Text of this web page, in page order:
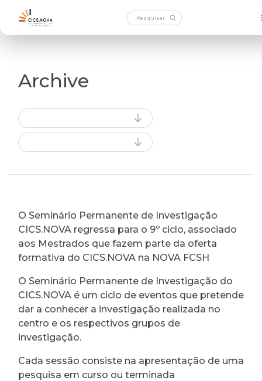
Archive
O Seminário Permanente de Investigação
CICS.NOVA regressa para o 9º ciclo, associado
aos Mestrados que fazem parte da oferta
formativa do CICS.NOVA na NOVA FCSH
O Seminário Permanente de Investigação do
CICS.NOVA é um ciclo de eventos que pretende
dar a conhecer a investigação realizada no
centro e os respectivos grupos de
investigação.
Cada sessão consiste na apresentação de uma
pesquisa em curso ou terminada